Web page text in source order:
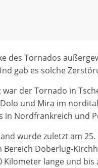
des Tornados
gab es solche
war der Tornado in
und Mira im
in Nordfrankreich und
wurde zuletzt am
Bereich Doberlug-
Kilometer lange und